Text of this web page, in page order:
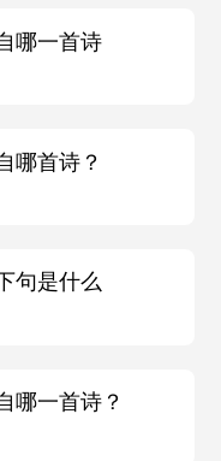
哪一首诗
哪首诗？
句是什么
哪一首诗？